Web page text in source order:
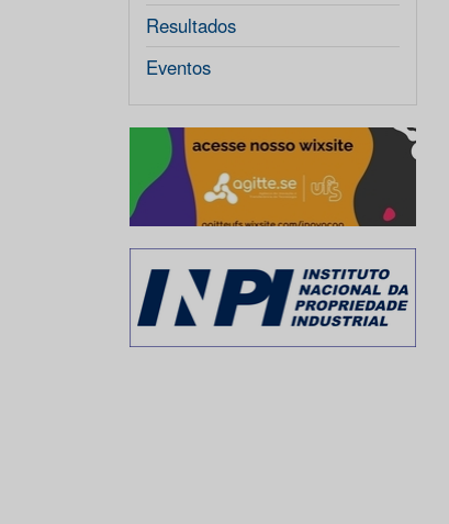
Resultados
Eventos